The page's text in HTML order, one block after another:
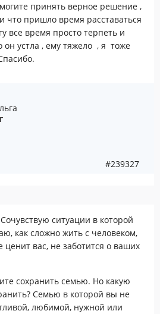
принять верное решение ,
что пришло время расставаться
все время просто терпеть и
он устла , ему тяжело , я тоже
#239327
ситуации в которой
как сложно жить с человеком,
ценит вас, не заботится о ваших
сохранить семью. Но какую
Семью в которой вы не
любимой, нужной или